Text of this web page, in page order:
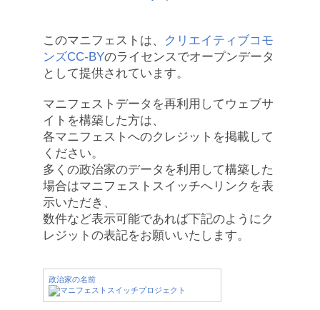
このマニフェストは、
クリエイティブコモ
ンズCC-BYのライセンスでオープンデータ
として提供されています。
マニフェストデータを再利用してウェブサ
イトを構築した方は、
各マニフェストへのクレジットを掲載して
ください。
多くの政治家のデータを利用して構築した
場合はマニフェストスイッチへリンクを表
示いただき、
数件など表示可能であれば下記のようにク
レジットの表記をお願いいたします。
政治家の名前